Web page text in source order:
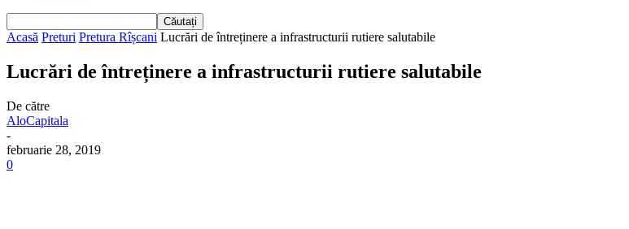
Acasă Preturi Pretura Rîșcani Lucrări de întreținere a infrastructurii rutiere salutabile
Lucrări de întreținere a infrastructurii rutiere salutabile
De către
AloCapitala
-
februarie 28, 2019
0